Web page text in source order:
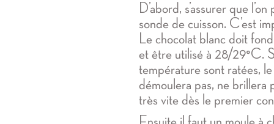
D’abord, s’assurer que
sonde de cuisson. C’est
Le chocolat blanc doit
et être utilisé à 28/29°C.
température sont ratées,
démoulera pas, ne brillera
très vite dès le premier